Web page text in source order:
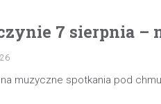
7 sierpnia –
muzyczne spotkania pod